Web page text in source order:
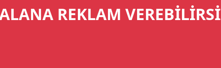
REKLAM